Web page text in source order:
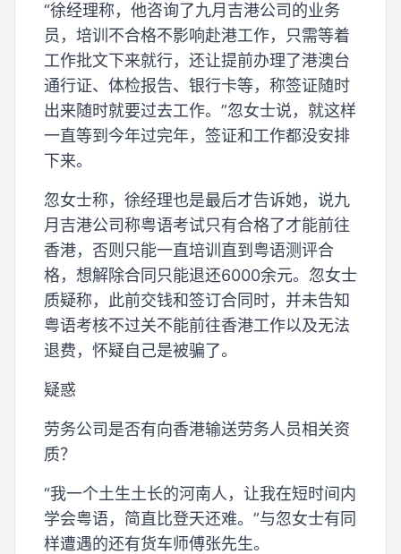
“徐经理称，他咨询了九月吉港公司的业务
员，培训不合格不影响赴港工作，只需等着
工作批文下来就行，还让提前办理了港澳台
通行证、体检报告、银行卡等，称签证随时
出来随时就要过去工作。”忽女士说，就这样
一直等到今年过完年，签证和工作都没安排
下来。
忽女士称，徐经理也是最后才告诉她，说九
月吉港公司称粤语考试只有合格了才能前往
香港，否则只能一直培训直到粤语测评合
格，想解除合同只能退还6000余元。忽女士
质疑称，此前交钱和签订合同时，并未告知
粤语考核不过关不能前往香港工作以及无法
退费，怀疑自己是被骗了。
疑惑
劳务公司是否有向香港输送劳务人员相关资
质？
“我一个土生土长的河南人，让我在短时间内
学会粤语，简直比登天还难。”与忽女士有同
样遭遇的还有货车师傅张先生。